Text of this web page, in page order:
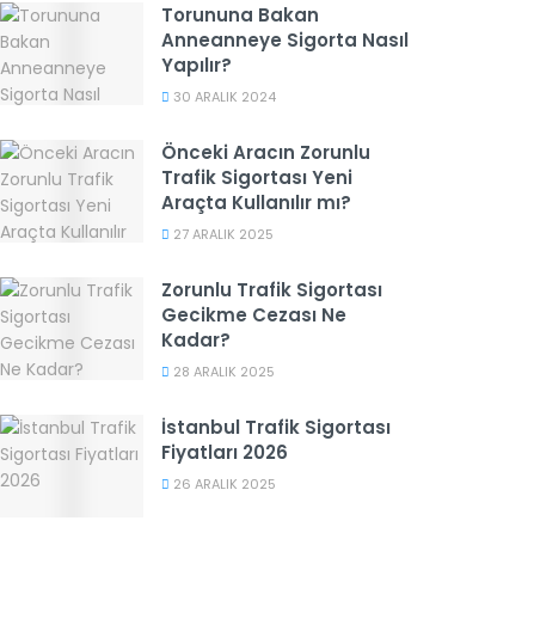
Torununa Bakan
Anneanneye Sigorta Nasıl
Yapılır?
30 ARALIK 2024
Önceki Aracın Zorunlu
Trafik Sigortası Yeni
Araçta Kullanılır mı?
27 ARALIK 2025
Zorunlu Trafik Sigortası
Gecikme Cezası Ne
Kadar?
28 ARALIK 2025
İstanbul Trafik Sigortası
Fiyatları 2026
26 ARALIK 2025